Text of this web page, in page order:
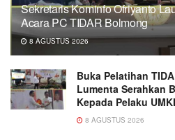
Sekretaris Kominfo Ofriyanto
Acara PC TIDAR Bolmong
8 AGUSTUS 2026
Buka Pelatihan
Lumenta Serahkan
Kepada Pelaku
8 AGUSTUS 2026